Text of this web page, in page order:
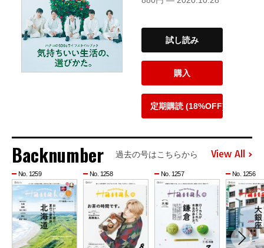
試し読み
購入
定期購読 (18%OFF)
Backnumber 過去の号はこちらから View All
No. 1259 No. 1258 No. 1257 No. 1256